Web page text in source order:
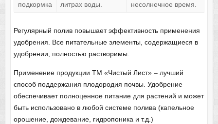
подкормка
литрах воды.
несолнечное время.
Регулярный полив повышает эффективность применения
удобрения. Все питательные элементы, содержащиеся в
удобрении, полностью растворимы.
Применение продукции ТМ «Чистый Лист» – лучший
способ поддержания плодородия почвы. Удобрение
обеспечивает полноценное питание для растений и может
быть использовано в любой системе полива (капельное
орошение, дождевание, гидропоника и т.д.)